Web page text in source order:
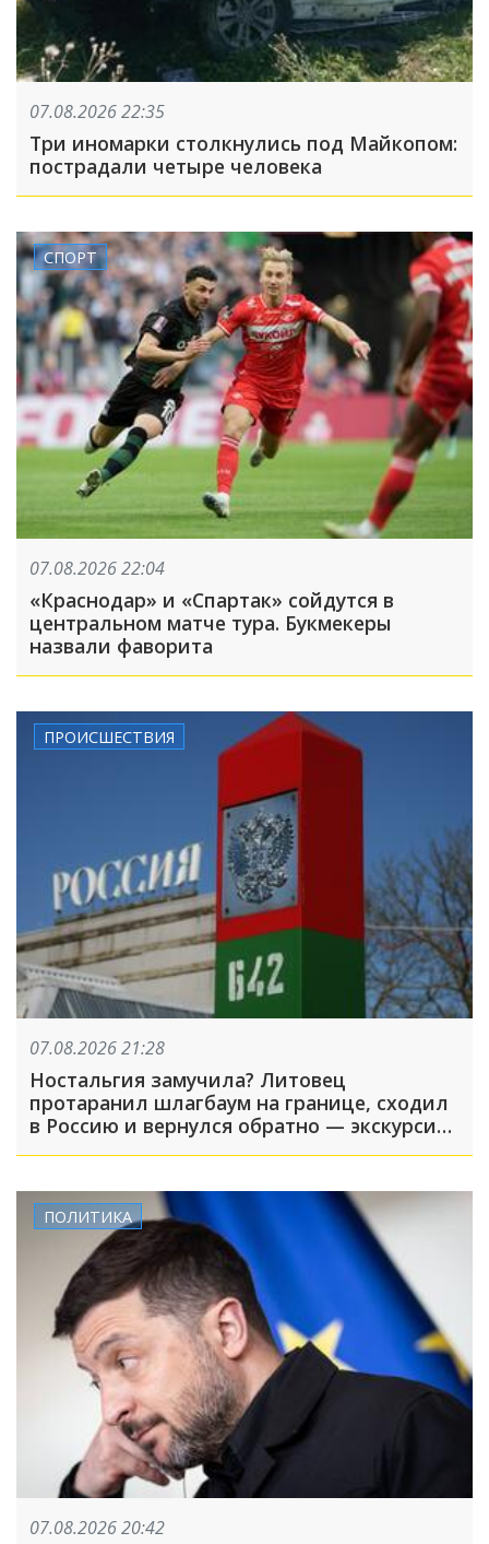
07.08.2026 22:35
Три иномарки столкнулись под Майкопом:
пострадали четыре человека
СПОРТ
07.08.2026 22:04
«Краснодар» и «Спартак» сойдутся в
центральном матче тура. Букмекеры
назвали фаворита
ПРОИСШЕСТВИЯ
07.08.2026 21:28
Ностальгия замучила? Литовец
протаранил шлагбаум на границе, сходил
в Россию и вернулся обратно — экскурсия
ПОЛИТИКА
07.08.2026 20:42